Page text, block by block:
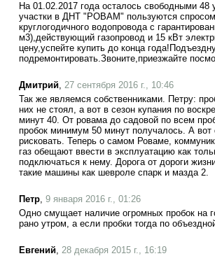
На 01.02.2017 года осталось свободными 48
участки в ДНТ "РОВАМ" пользуются
круглогодичного водопровода с
м3),действующий газопровод и 15 кВт
цену,успейте купить до конца
подремонтировать.Звоните,приезжайте
Дмитрий, 27 сентября 2016 г., 10:46
Так же являемся собственниками. Петру:
них не стоял, а вот в сезон купания по
минут 40. От ровама до садовой по всем
пробок минимум 50 минут получалось. А
рисковать. Теперь о самом Роваме,
газ обещают ввести в эксплуатацию как
подключаться к нему. Дорога от дороги
такие машины как шевроле спарк и мазда 2.
Петр, 9 января 2016 г., 01:26
Одно смущает наличие огромных пробок на
рано утром, а если пробки тогда по
Евгений, 28 декабря 2015 г., 16:19